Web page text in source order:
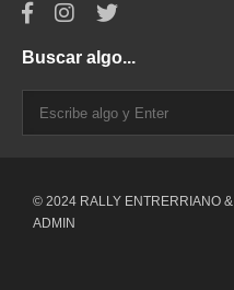
Buscar algo...
© 2024 RALLY ENTRERRIANO &
ADMIN